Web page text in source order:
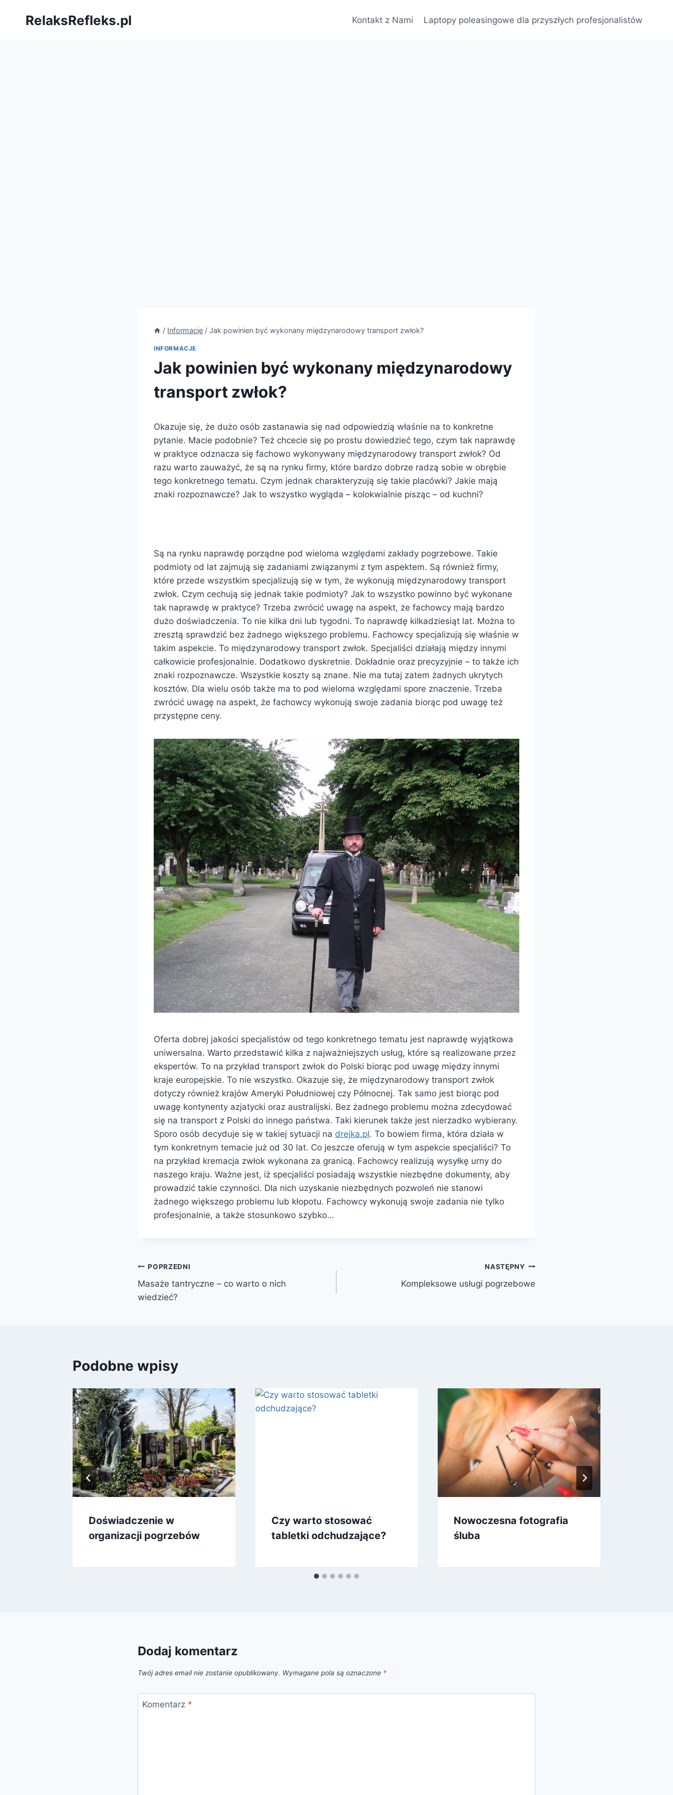
RelaksRefleks.pl Kontakt z Nami Laptopy poleasingowe dla przyszłych profesjonalistów
/ Informacje / Jak powinien być wykonany międzynarodowy transport zwłok?
INFORMACJE
Jak powinien być wykonany międzynarodowy
transport zwłok?
Okazuje się, że dużo osób zastanawia się nad odpowiedzią właśnie na to konkretne
pytanie. Macie podobnie? Też chcecie się po prostu dowiedzieć tego, czym tak naprawdę
w praktyce odznacza się fachowo wykonywany międzynarodowy transport zwłok? Od
razu warto zauważyć, że są na rynku firmy, które bardzo dobrze radzą sobie w obrębie
tego konkretnego tematu. Czym jednak charakteryzują się takie placówki? Jakie mają
znaki rozpoznawcze? Jak to wszystko wygląda – kolokwialnie pisząc – od kuchni?
Są na rynku naprawdę porządne pod wieloma względami zakłady pogrzebowe. Takie
podmioty od lat zajmują się zadaniami związanymi z tym aspektem. Są również firmy,
które przede wszystkim specjalizują się w tym, że wykonują międzynarodowy transport
zwłok. Czym cechują się jednak takie podmioty? Jak to wszystko powinno być wykonane
tak naprawdę w praktyce? Trzeba zwrócić uwagę na aspekt, że fachowcy mają bardzo
dużo doświadczenia. To nie kilka dni lub tygodni. To naprawdę kilkadziesiąt lat. Można to
zresztą sprawdzić bez żadnego większego problemu. Fachowcy specjalizują się właśnie w
takim aspekcie. To międzynarodowy transport zwłok. Specjaliści działają między innymi
całkowicie profesjonalnie. Dodatkowo dyskretnie. Dokładnie oraz precyzyjnie – to także ich
znaki rozpoznawcze. Wszystkie koszty są znane. Nie ma tutaj zatem żadnych ukrytych
kosztów. Dla wielu osób także ma to pod wieloma względami spore znaczenie. Trzeba
zwrócić uwagę na aspekt, że fachowcy wykonują swoje zadania biorąc pod uwagę też
przystępne ceny.
Oferta dobrej jakości specjalistów od tego konkretnego tematu jest naprawdę wyjątkowa
uniwersalna. Warto przedstawić kilka z najważniejszych usług, które są realizowane przez
ekspertów. To na przykład transport zwłok do Polski biorąc pod uwagę między innymi
kraje europejskie. To nie wszystko. Okazuje się, że międzynarodowy transport zwłok
dotyczy również krajów Ameryki Południowej czy Północnej. Tak samo jest biorąc pod
uwagę kontynenty azjatycki oraz australijski. Bez żadnego problemu można zdecydować
się na transport z Polski do innego państwa. Taki kierunek także jest nierzadko wybierany.
Sporo osób decyduje się w takiej sytuacji na drejka.pl. To bowiem firma, która działa w
tym konkretnym temacie już od 30 lat. Co jeszcze oferują w tym aspekcie specjaliści? To
na przykład kremacja zwłok wykonana za granicą. Fachowcy realizują wysyłkę urny do
naszego kraju. Ważne jest, iż specjaliści posiadają wszystkie niezbędne dokumenty, aby
prowadzić takie czynności. Dla nich uzyskanie niezbędnych pozwoleń nie stanowi
żadnego większego problemu lub kłopotu. Fachowcy wykonują swoje zadania nie tylko
profesjonalnie, a także stosunkowo szybko…
Nawigacja
wpisu
POPRZEDNI
Masaże tantryczne – co warto o nich
wiedzieć?
NASTĘPNY
Kompleksowe usługi pogrzebowe
Podobne wpisy
Doświadczenie w
organizacji pogrzebów
Czy warto stosować
tabletki odchudzające?
Nowoczesna fotografia
śluba
Dodaj komentarz
Twój adres email nie zostanie opublikowany. Wymagane pola są oznaczone *
Komentarz *